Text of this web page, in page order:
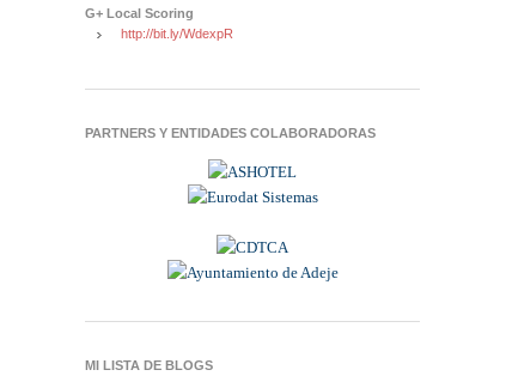
G+ Local Scoring
http://bit.ly/WdexpR
PARTNERS Y ENTIDADES COLABORADORAS
MI LISTA DE BLOGS